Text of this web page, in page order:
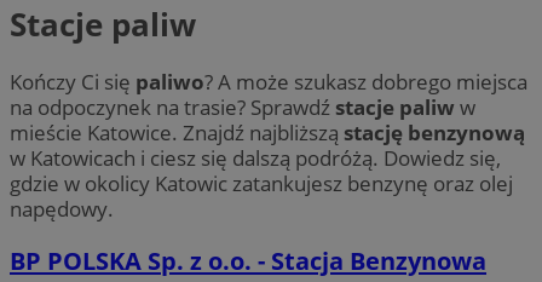
Stacje paliw
Kończy Ci się paliwo? A może szukasz dobrego miejsca
na odpoczynek na trasie? Sprawdź stacje paliw w
mieście Katowice. Znajdź najbliższą stację benzynową
w Katowicach i ciesz się dalszą podróżą. Dowiedz się,
gdzie w okolicy Katowic zatankujesz benzynę oraz olej
napędowy.
BP POLSKA Sp. z o.o. - Stacja Benzynowa